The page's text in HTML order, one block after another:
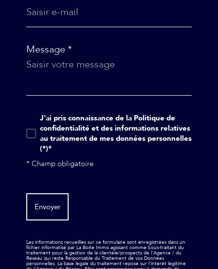
Message *
J'ai pris connaissance de la Politique de
confidentialité et des informations relatives
au traitement de mes données personnelles
(*)*
* Champ obligatoire
Envoyer
Les informations recueillies sur ce formulaire sont enregistrées dans un
fichier informatisé par La Boite Immo agissant comme Sous-traitant du
traitement pour la gestion de la clientèle/prospects de l'Agence / du
Réseau qui reste Responsable du Traitement de vos Données
personnelles. La base légale du traitement repose sur l'intérêt légitime